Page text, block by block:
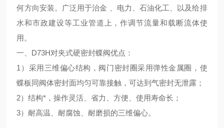
何方向安装。广泛用于治金 、电力、石油化工、以及给排
水和市政建设等工业管道上，作调节流量和载断流体使
用。
一、D73H对夹式硬密封蝶阀优点：
1）采用三维偏心结构，阀门密封圈采用弹性金属圈，使
蝶板同阀体密封面均匀可靠接触，可达到气密封无泄露；
2）结构*，操作灵活、省力、方便、使用寿命长；
3）耐高温、耐腐蚀、耐磨损的三维偏心。